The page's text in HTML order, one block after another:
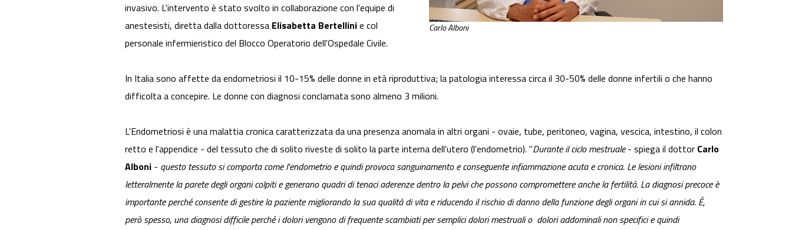
Carlo Alboni
invasivo. L'intervento è stato svolto in collaborazione con l'equipe di
anestesisti, diretta dalla dottoressa Elisabetta Bertellinie col
personale infermieristico del Blocco Operatorio dell'Ospedale Civile.
In Italia sono affette da endometriosi il 10-15% delle donne in età riproduttiva; la patologia interessa circa il 30-50% delle donne infertili o che hanno
difficolta a concepire. Le donne con diagnosi conclamata sono almeno 3 milioni.
L'Endometriosi è una malattia cronica caratterizzata da una presenza anomala in altri organi - ovaie, tube, peritoneo, vagina, vescica, intestino, il colon
retto e l'appendice - del tessuto che di solito riveste di solito la parte interna dell'utero (l'endometrio). "Durante il ciclo mestruale- spiega il dottor Carlo
Alboni - questo tessuto si comporta come l'endometrio e quindi provoca sanguinamento e conseguente infiammazione acuta e cronica. Le lesioni infiltrano
letteralmente la parete degli organi colpiti e generano quadri di tenaci aderenze dentro la pelvi che possono compromettere anche la fertilità. La diagnosi precoce è
importante perché consente di gestire la paziente migliorando la sua qualità di vita e riducendo il rischio di danno della funzione degli organi in cui si annida. È,
però spesso, una diagnosi difficile perché i dolori vengono di frequente scambiati per semplici dolori mestruali o dolori addominali non specifici e quindi